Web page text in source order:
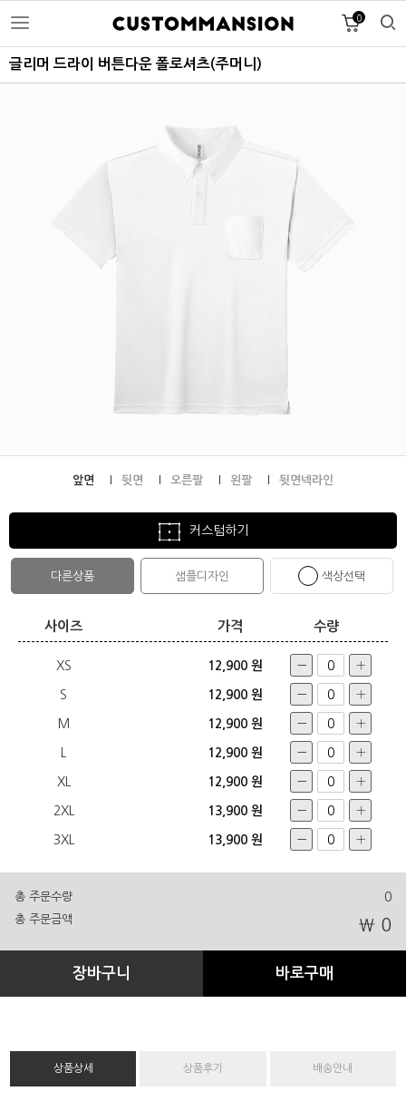
0
글리머 드라이 버튼다운 폴로셔츠(주머니)
앞면 뒷면 오른팔 왼팔 뒷면넥라인
커스텀하기
다른상품 샘플디자인 색상선택
사이즈 가격 수량
XS 12,900 원
S 12,900 원
M 12,900 원
12,900 원
XL 12,900 원
2XL 13,900 원
3XL 13,900 원
총 주문수량 0
총 주문금액 ₩ 0
장바구니 바로구매
상품상세 상품후기 배송안내